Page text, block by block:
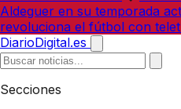
Aldeguer en su temporada
revoluciona el fútbol con
DiarioDigital.es
Secciones